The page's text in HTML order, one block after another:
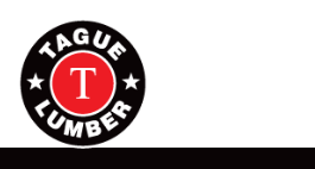
content